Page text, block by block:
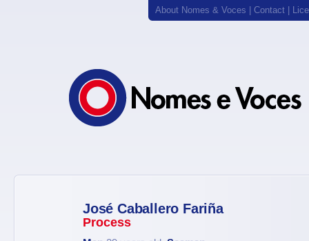
About Nomes & Voces Contact
José Caballero Fariña
Process